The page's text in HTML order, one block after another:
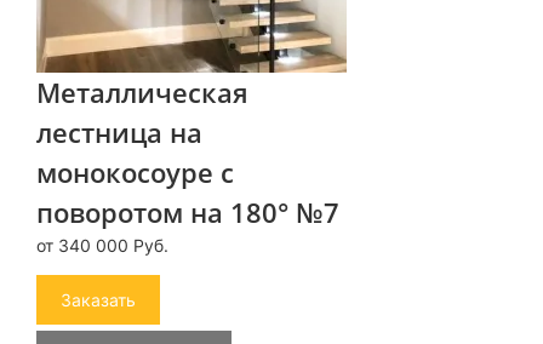
Металлическая
лестница на
монокосоуре с
поворотом на 180° №7
от 340 000 Руб.
Заказать